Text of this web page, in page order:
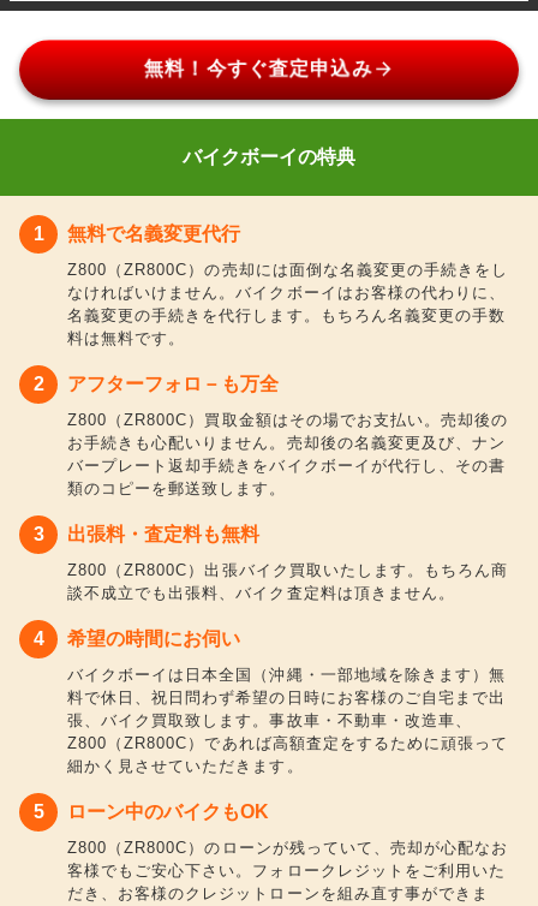
無料！今すぐ査定申込みarrow_forward
バイクボーイの特典
無料で名義変更代行
Z800（ZR800C）の売却には面倒な名義変更の手続きをし
なければいけません。バイクボーイはお客様の代わりに、
名義変更の手続きを代行します。もちろん名義変更の手数
料は無料です。
アフターフォロ－も万全
Z800（ZR800C）買取金額はその場でお支払い。売却後の
お手続きも心配いりません。売却後の名義変更及び、ナン
バープレート返却手続きをバイクボーイが代行し、その書
類のコピーを郵送致します。
出張料・査定料も無料
Z800（ZR800C）出張バイク買取いたします。もちろん商
談不成立でも出張料、バイク査定料は頂きません。
希望の時間にお伺い
バイクボーイは日本全国（沖縄・一部地域を除きます）無
料で休日、祝日問わず希望の日時にお客様のご自宅まで出
張、バイク買取致します。事故車・不動車・改造車、
Z800（ZR800C）であれば高額査定をするために頑張って
細かく見させていただきます。
ローン中のバイクもOK
Z800（ZR800C）のローンが残っていて、売却が心配なお
客様でもご安心下さい。フォロークレジットをご利用いた
だき、お客様のクレジットローンを組み直す事ができま